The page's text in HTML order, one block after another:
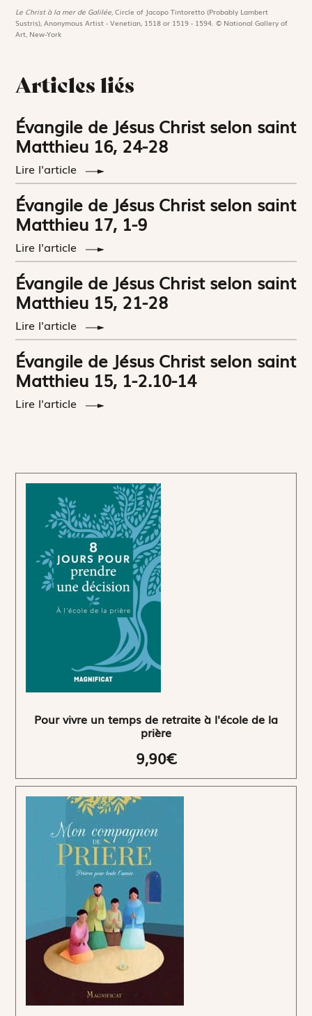
Le Christ à la mer de Galilée,Circle of Jacopo Tintoretto (Probably Lambert
Sustris), Anonymous Artist - Venetian, 1518 or 1519 - 1594. © National Gallery of
Art, New-York
Articles liés
Évangile de Jésus Christ selon saint
Matthieu 16, 24-28
Lire l'article
Évangile de Jésus Christ selon saint
Matthieu 17, 1-9
Lire l'article
Évangile de Jésus Christ selon saint
Matthieu 15, 21-28
Lire l'article
Évangile de Jésus Christ selon saint
Matthieu 15, 1-2.10-14
Lire l'article
Pour vivre un temps de retraite à l'école de la
prière
9,90€